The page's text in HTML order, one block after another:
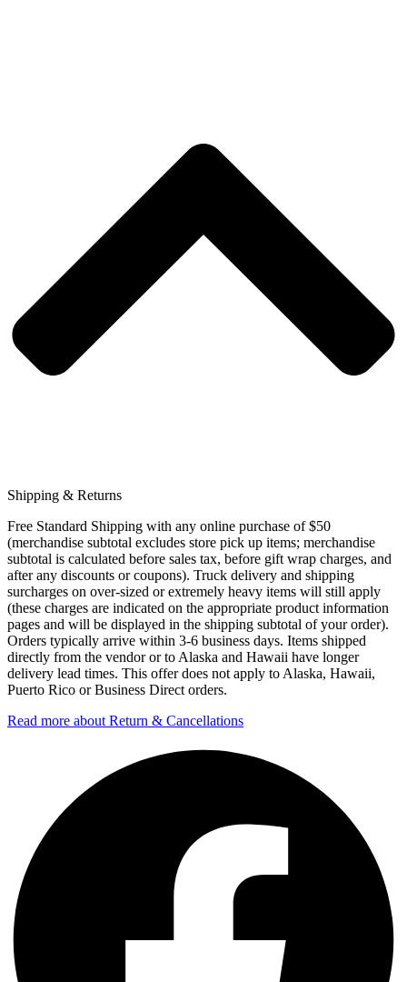
Shipping & Returns
Free Standard Shipping with any online purchase of $50
(merchandise subtotal excludes store pick up items; merchandise
subtotal is calculated before sales tax, before gift wrap charges, and
after any discounts or coupons). Truck delivery and shipping
surcharges on over-sized or extremely heavy items will still apply
(these charges are indicated on the appropriate product information
pages and will be displayed in the shipping subtotal of your order).
Orders typically arrive within 3-6 business days. Items shipped
directly from the vendor or to Alaska and Hawaii have longer
delivery lead times. This offer does not apply to Alaska, Hawaii,
Puerto Rico or Business Direct orders.
Read more about Return & Cancellations